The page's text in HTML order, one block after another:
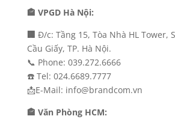
🏤 VPGD Hà Nội:
🏢 Đ/c: Tầng 15, Tòa Nhà HL Tower,
Cầu Giấy, TP. Hà Nội.
📞 Phone: 039.272.6666
☎️ Tel: 024.6689.7777
📩E-Mail: info@brandcom.vn
🏤 Văn Phòng HCM: